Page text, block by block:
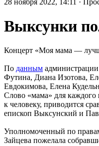
Выксунки
Концерт «Моя мама —
По данным
Футина, Диана Изотова,
Евдокимова, Елена
Слово «мама» для каждого
к человеку, приводится
епископ Выксунский и
Уполномоченный по
Зайцева пожелала